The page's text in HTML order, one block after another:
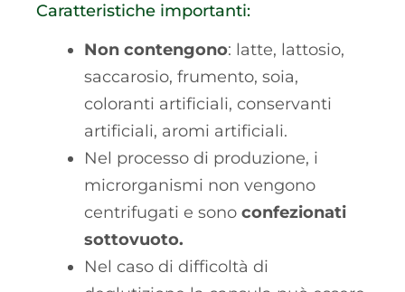
Caratteristiche importanti:
Non contengono: latte, lattosio,
saccarosio, frumento, soia,
coloranti artificiali, conservanti
artificiali, aromi artificiali.
Nel processo di produzione, i
microrganismi non vengono
centrifugati e sonoconfezionati
sottovuoto.
Nel caso di difficoltà di